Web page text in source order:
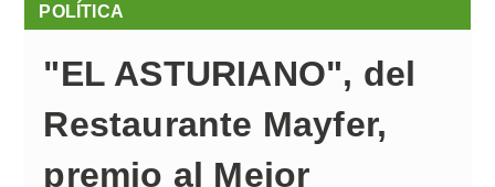
POLÍTICA
"EL ASTURIANO", del
Restaurante Mayfer,
premio al Mejor